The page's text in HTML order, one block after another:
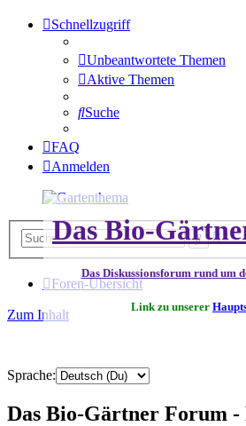
Schnellzugriff
Unbeantwortete Themen
Aktive Themen
Suche
FAQ
Anmelden
Das Bio-
Das Diskussionsforum rund um
Link zu unserer
Suche
Foren-Übersicht
Zum Inhalt
Sprache:
Das Bio-Gärtner Forum